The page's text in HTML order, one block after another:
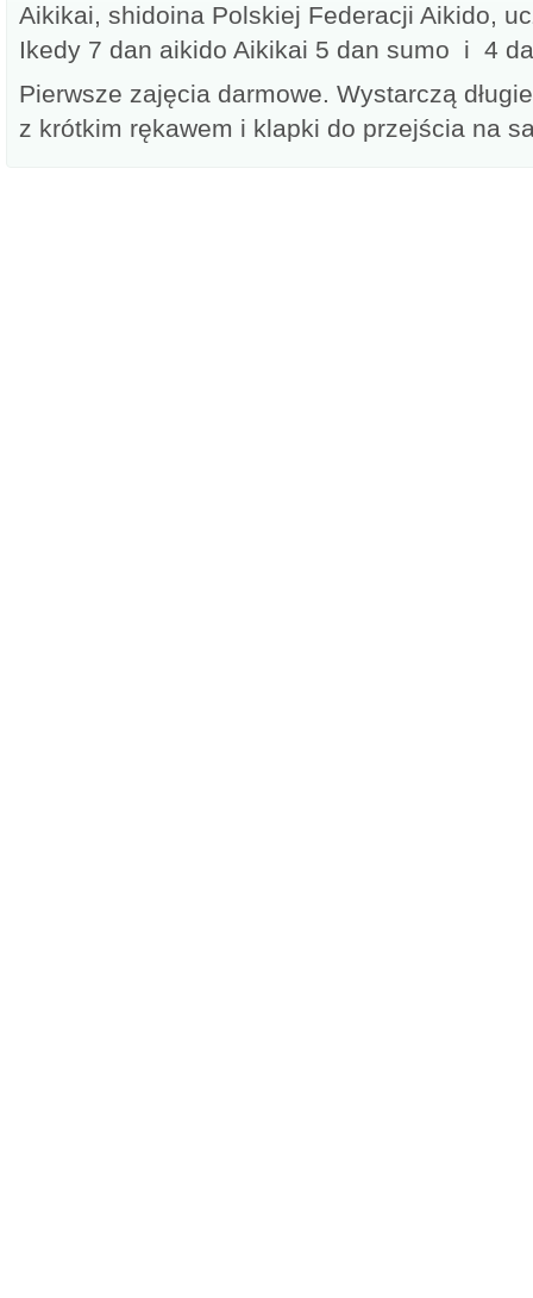
Aikikai, shidoina Polskiej Federacji Aikido,
Ikedy 7 dan aikido Aikikai 5 dan sumo i 4
Pierwsze zajęcia darmowe. Wystarczą
z krótkim rękawem i klapki do przejścia na